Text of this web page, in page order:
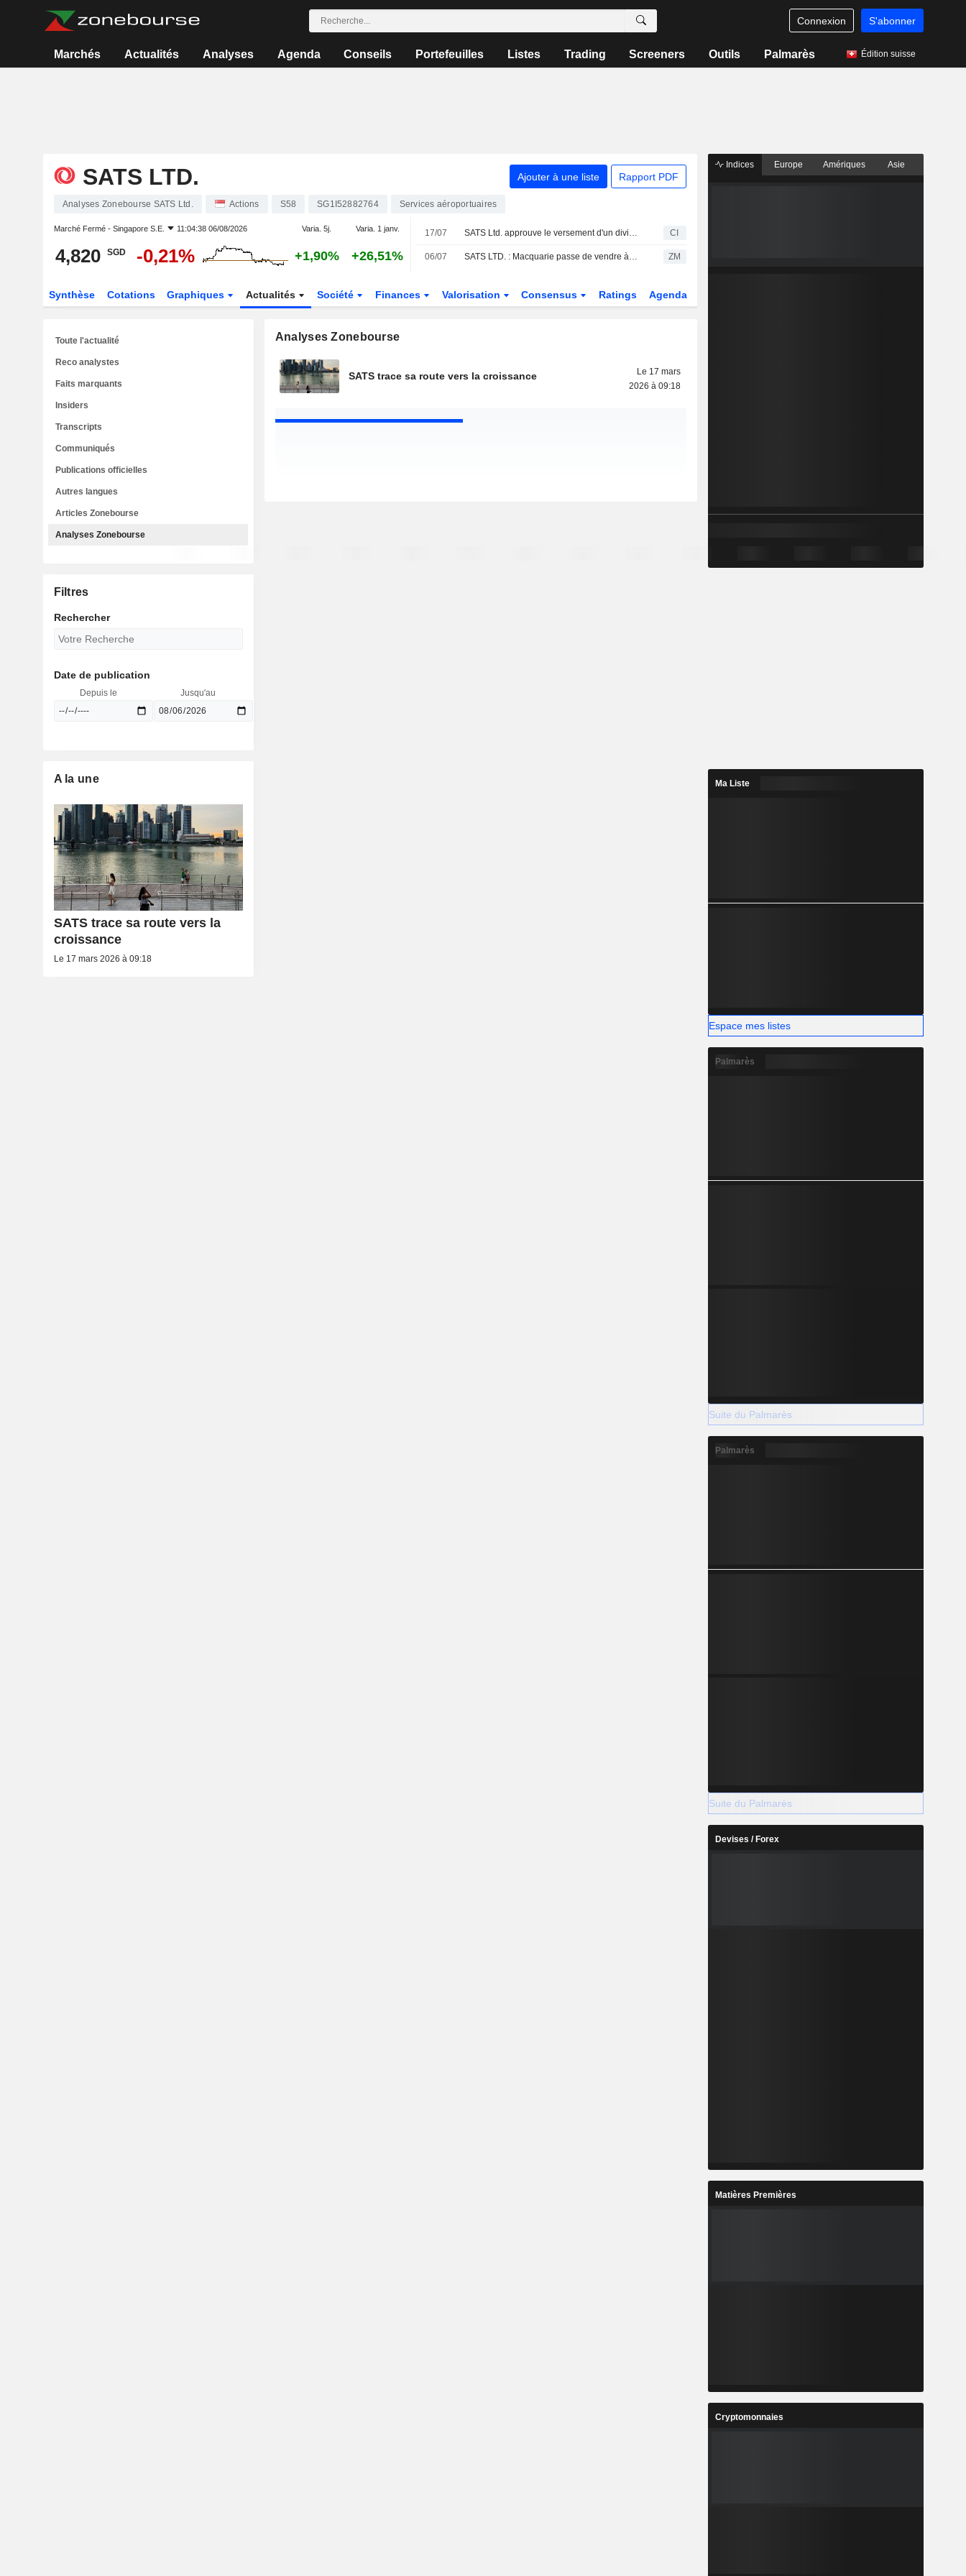
Connexion S'abonner
Marchés Actualités Analyses Agenda Conseils Portefeuilles Listes Trading Screeners Outils Palmarès Édition suisse
SATS LTD. Ajouter à une liste Rapport PDF
Analyses Zonebourse SATS Ltd. Actions S58 SG1I52882764 Services aéroportuaires
Marché Fermé - Singapore S.E. 11:04:38 06/08/2026 Varia. 5j. Varia. 1 janv.
4,820 SGD -0,21% +1,90% +26,51%
17/07 SATS Ltd. approuve le versement d'un dividende ordinaire final pour l'exercice clos le 31 mars 2026 CI
06/07 SATS LTD. : Macquarie passe de vendre à acheter sur le titre ZM
Synthèse Cotations Graphiques Actualités Société Finances Valorisation Consensus Ratings Agenda
Analyses Zonebourse
SATS trace sa route vers la croissance
Le 17 mars
2026 à 09:18
Toute l'actualité
Reco analystes
Faits marquants
Insiders
Transcripts
Communiqués
Publications officielles
Autres langues
Articles Zonebourse
Analyses Zonebourse
Filtres
Rechercher
Date de publication
Depuis le Jusqu'au
A la une
SATS trace sa route vers la
croissance
Le 17 mars 2026 à 09:18
Indices Europe Amériques Asie
Ma Liste
Espace mes listes
Palmarès
Suite du Palmarès
Palmarès
Suite du Palmarès
Devises / Forex
Matières Premières
Cryptomonnaies